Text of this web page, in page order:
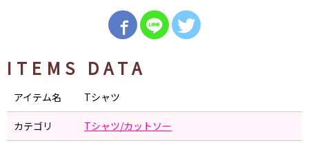
ITEMS DATA
アイテム名 Tシャツ
カテゴリ Tシャツ/カットソー